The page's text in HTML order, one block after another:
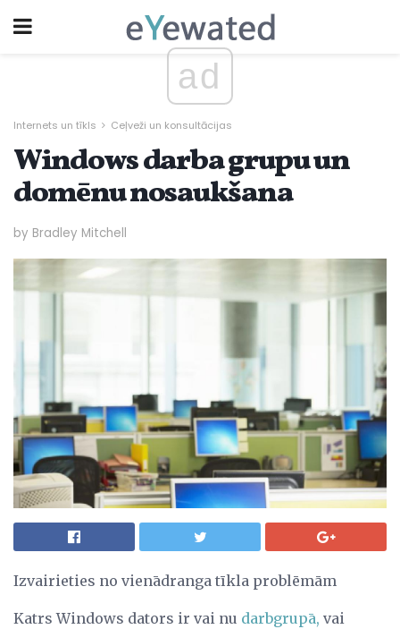
ad
Internets un tīkls Ceļveži un konsultācijas
Windows darba grupu un
domēnu nosaukšana
by Bradley Mitchell
Izvairieties no vienādranga tīkla problēmām
Katrs Windows dators ir vai nu darbgrupā, vai